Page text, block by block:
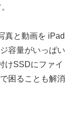
真と動画を iPad
容量がいっぱい
けSSDにファイ
困ることも解消